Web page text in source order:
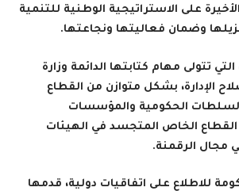
على الاستراتيجية الوطنية للتنمية
وضمان فعاليتها ونجاعتها.
تتولى مهام كتابتها الدائمة وزارة
الإدارة، بشكل متوازن من القطاع
الحكومية والمؤسسات
القطاع الخاص المتجسد في الهيئات
مجال الرقمنة.
للاطلاع على اتفاقيات دولية، قدمها